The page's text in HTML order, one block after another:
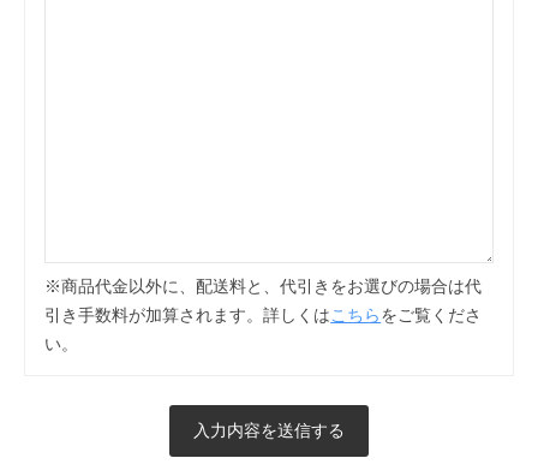
※商品代金以外に、配送料と、代引きをお選びの場合は代
引き手数料が加算されます。詳しくは こちら をご覧くださ
い。